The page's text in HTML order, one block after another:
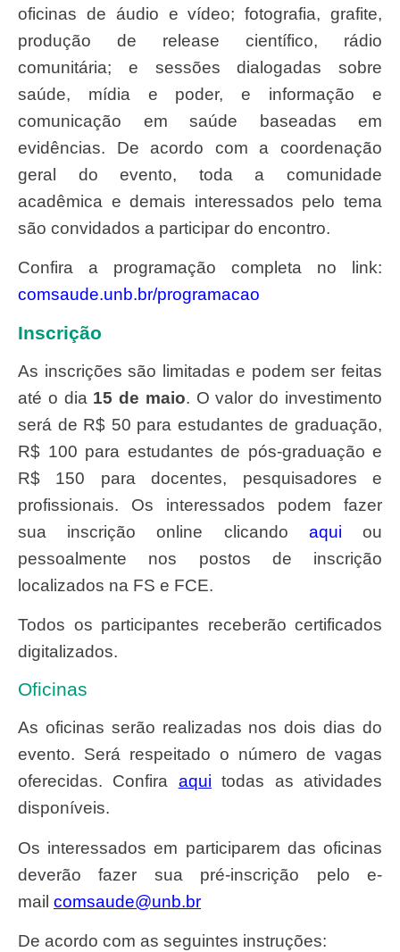
oficinas de áudio e vídeo; fotografia, grafite,
produção de release científico, rádio
comunitária; e sessões dialogadas sobre
saúde, mídia e poder, e informação e
comunicação em saúde baseadas em
evidências. De acordo com a coordenação
geral do evento, toda a comunidade
acadêmica e demais interessados pelo tema
são convidados a participar do encontro.
Confira a programação completa no link:
comsaude.unb.br/programacao
Inscrição
As inscrições são limitadas e podem ser feitas
até o dia 15 de maio. O valor do investimento
será de R$ 50 para estudantes de graduação,
R$ 100 para estudantes de pós-graduação e
R$ 150 para docentes, pesquisadores e
profissionais. Os interessados podem fazer
sua inscrição online clicando aqui
ou
pessoalmente nos postos de inscrição
localizados na FS e FCE.
Todos os participantes receberão certificados
digitalizados.
Oficinas
As oficinas serão realizadas nos dois dias do
evento. Será respeitado o número de vagas
oferecidas. Confira aqui todas as atividades
disponíveis.
Os interessados em participarem das oficinas
deverão fazer sua pré-inscrição pelo e-
mail comsaude@unb.br
de acordo com as seguintes instruções: